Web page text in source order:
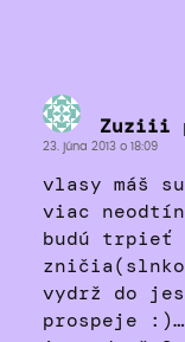
Zuziii
23. júna 2013 o 18:09
vlasy máš
viac
budú trpieť
vydrž do
prospeje